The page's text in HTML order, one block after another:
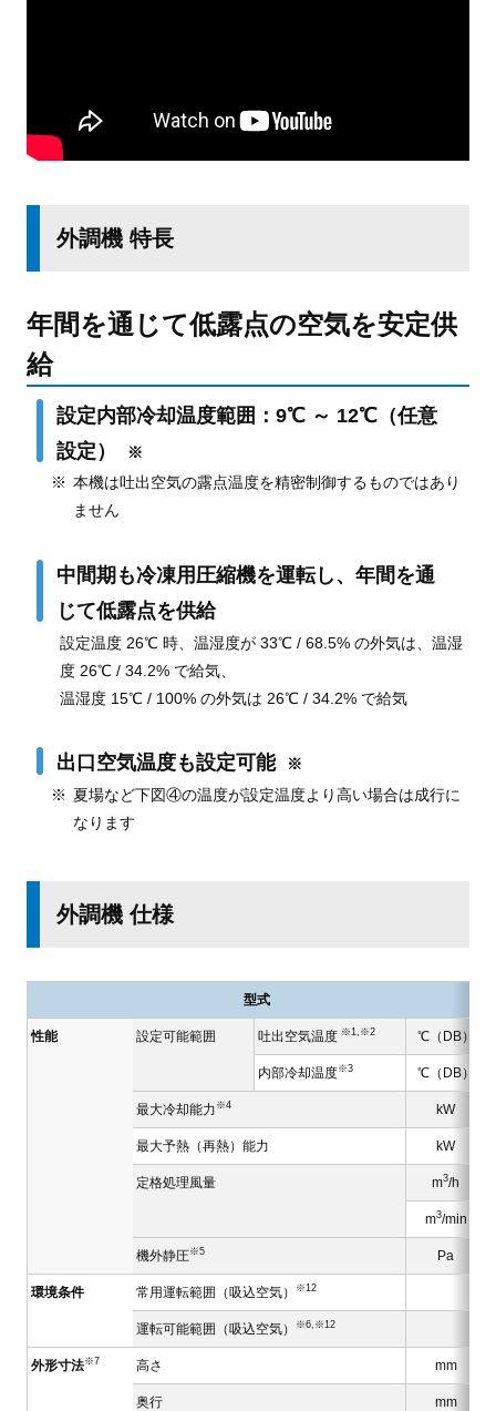
外調機 特長
年間を通じて低露点の空気を安定供
給
設定内部冷却温度範囲：9℃ ～ 12℃（任意
設定）
※
本機は吐出空気の露点温度を精密制御するものではあり
ません
中間期も冷凍用圧縮機を運転し、年間を通
じて低露点を供給
設定温度 26℃ 時、温湿度が 33℃ / 68.5% の外気は、温湿
度 26℃ / 34.2% で給気、
温湿度 15℃ / 100% の外気は 26℃ / 34.2% で給気
出口空気温度も設定可能
※
夏場など下図④の温度が設定温度より高い場合は成行に
なります
外調機 仕様
型式
性能 設定可能範囲 吐出空気温度 ※1,※2 ℃（DB）
内部冷却温度※3 ℃（DB）
最大冷却能力 ※4 kW
最大予熱（再熱）能力 kW
定格処理風量 m3/h
m3/min
機外静圧※5 Pa
環境条件 常用運転範囲（吸込空気） ※12
運転可能範囲（吸込空気） ※6,※12
外形寸法※7 高さ mm
奥行 mm